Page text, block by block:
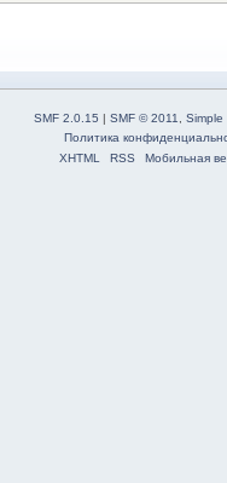
SMF 2.0.15 | SMF © 2011, Simple
Политика
XHTML
RSS Мобильная